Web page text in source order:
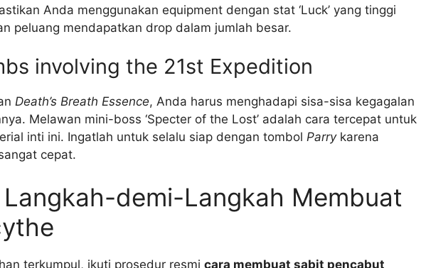
Anda menggunakan equipment dengan stat ‘Luck’ yang tinggi
peluang mendapatkan drop dalam jumlah besar.
involving the 21st Expedition
Death’s Breath Essence, Anda harus menghadapi sisa-sisa kegagalan
Melawan mini-boss ‘Specter of the Lost’ adalah cara tercepat untuk
inti ini. Ingatlah untuk selalu siap dengan tombol Parrykarena
cepat.
Langkah-demi-Langkah Membuat
terkumpul, ikuti prosedur resmi cara membuat sabit pencabut